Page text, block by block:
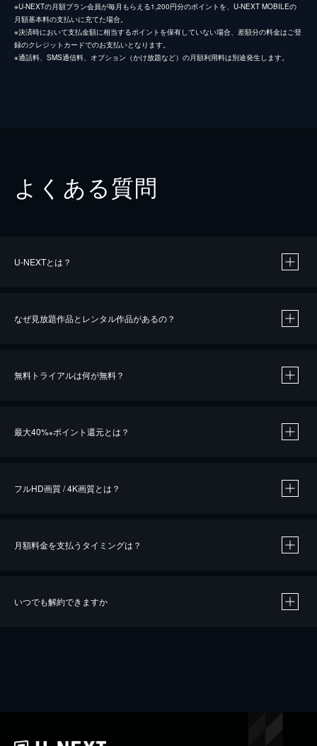
※U-NEXTの月額プラン会員が毎月もらえる1,200円分のポイントを、U-NEXT MOBILEの
月額基本料の支払いに充てた場合。
※決済時において支払金額に相当するポイントを保有していない場合、差額分の料金はご登
録のクレジットカードでのお支払いとなります。
※通話料、SMS通信料、オプション（かけ放題など）の月額利用料は別途発生します。
よくある質問
U-NEXTとは？
なぜ見放題作品とレンタル作品があるの？
無料トライアルは何が無料？
最大40%※ポイント還元とは？
※40％ポイント還元の対象は、クレジットカード決済による作品の購入 / レンタルです。
iOSアプリのUコイン決済による作品の購入 / レンタルは、20％のポイント還元です。
フルHD画質 / 4K画質とは？
月額料金を支払うタイミングは？
いつでも解約できますか